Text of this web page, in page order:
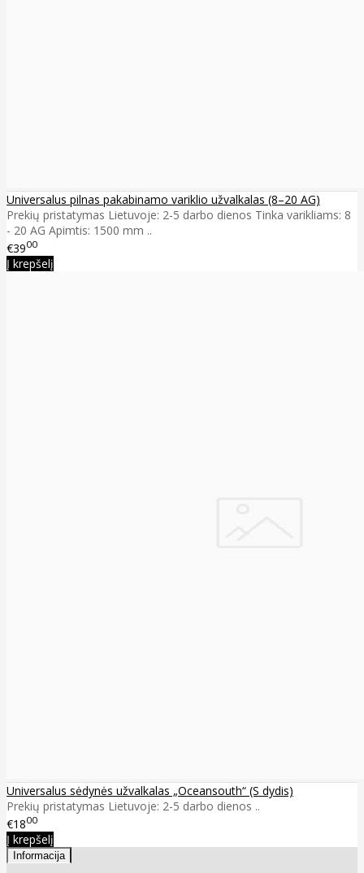
Universalus pilnas pakabinamo variklio užvalkalas (8–20 AG)
Prekių pristatymas Lietuvoje: 2-5 darbo dienos Tinka varikliams: 8
- 20 AG Apimtis: 1500 mm ..
€3900
Į krepšelį
Universalus sėdynės užvalkalas „Oceansouth“ (S dydis)
Prekių pristatymas Lietuvoje: 2-5 darbo dienos ..
€1800
Į krepšelį
Informacija